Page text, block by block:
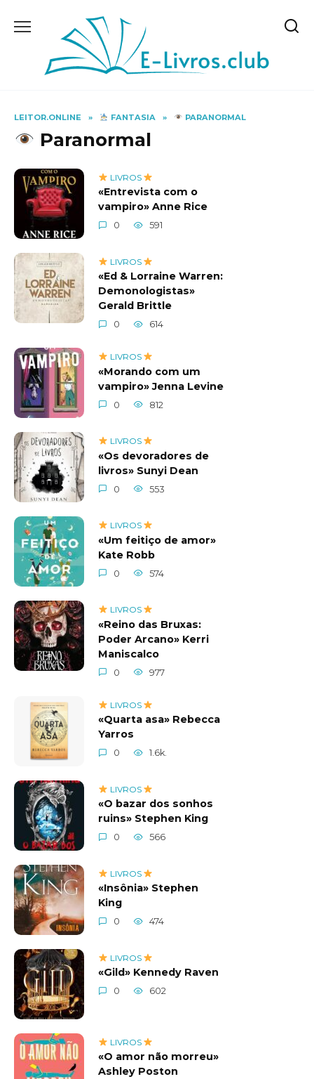
LEITOR.ONLINE » FANTASIA » PARANORMAL
Paranormal
LIVROS
«Entrevista com o
vampiro» Anne Rice
0 591
LIVROS
«Ed & Lorraine Warren:
Demonologistas»
Gerald Brittle
0 614
LIVROS
«Morando com um
vampiro» Jenna Levine
0 812
LIVROS
«Os devoradores de
livros» Sunyi Dean
0 553
LIVROS
«Um feitiço de amor»
Kate Robb
0 574
LIVROS
«Reino das Bruxas:
Poder Arcano» Kerri
Maniscalco
0 977
LIVROS
«Quarta asa» Rebecca
Yarros
0 1.6k.
LIVROS
«O bazar dos sonhos
ruins» Stephen King
0 566
LIVROS
«Insônia» Stephen
King
0 474
LIVROS
«Gild» Kennedy Raven
0 602
LIVROS
«O amor não morreu»
Ashley Poston